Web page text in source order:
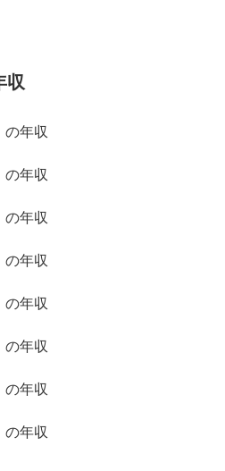
収
の年収
の年収
の年収
の年収
の年収
の年収
の年収
の年収